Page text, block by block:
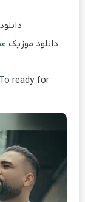
دانلود موزیک
ready for